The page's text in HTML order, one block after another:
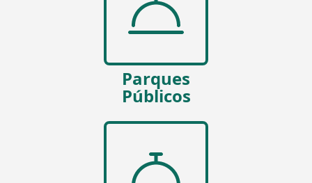
Parques
Públicos